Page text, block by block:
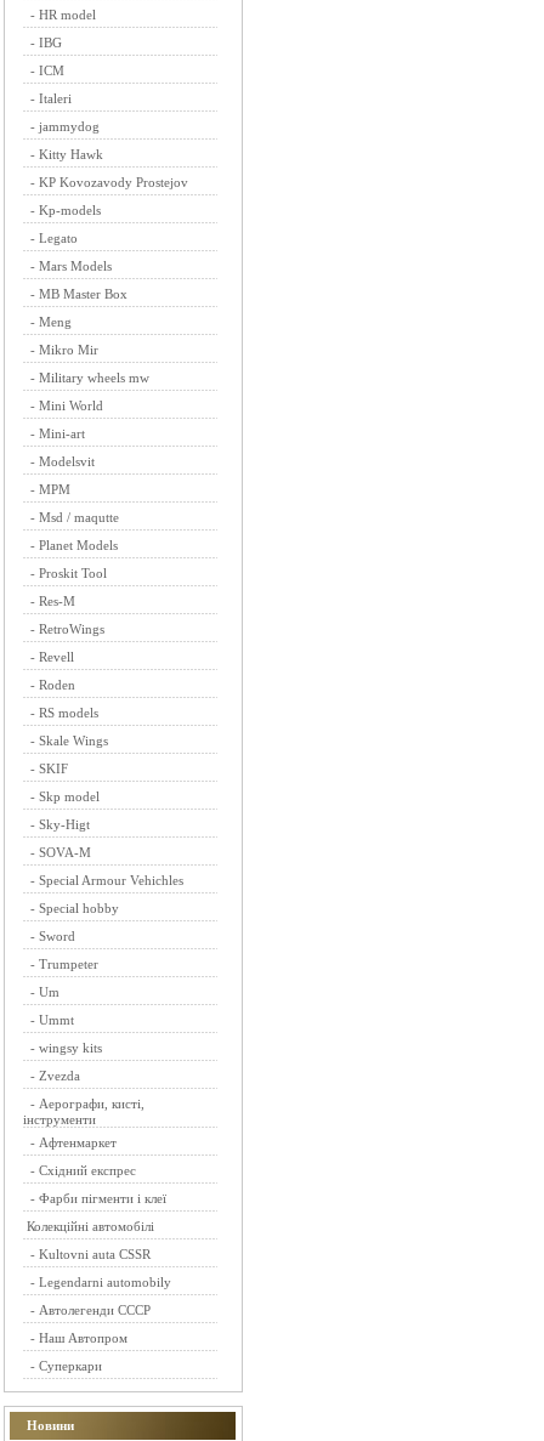
- HR model
- IBG
- ICM
- Italeri
- jammydog
- Kitty Hawk
- KP Kovozavody Prostejov
- Kp-models
- Legato
- Mars Models
- MB Master Box
- Meng
- Mikro Mir
- Military wheels mw
- Mini World
- Mini-art
- Modelsvit
- MPM
- Msd / maqutte
- Planet Models
- Proskit Tool
- Res-M
- RetroWings
- Revell
- Roden
- RS models
- Skale Wings
- SKIF
- Skp model
- Sky-Higt
- SOVA-M
- Special Armour Vehichles
- Special hobby
- Sword
- Trumpeter
- Um
- Ummt
- wingsy kits
- Zvezda
- Аерографи, кисті,
інструменти
- Афтенмаркет
- Східний експрес
- Фарби пігменти і клеї
Колекційні автомобілі
- Kultovni auta CSSR
- Legendarni automobily
- Автолегенди СССР
- Наш Автопром
- Суперкари
Новини